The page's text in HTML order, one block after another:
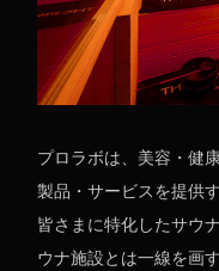
プロラボは、美容・健
製品・サービスを提供
皆さまに特化したサウ
ウナ施設とは一線を画